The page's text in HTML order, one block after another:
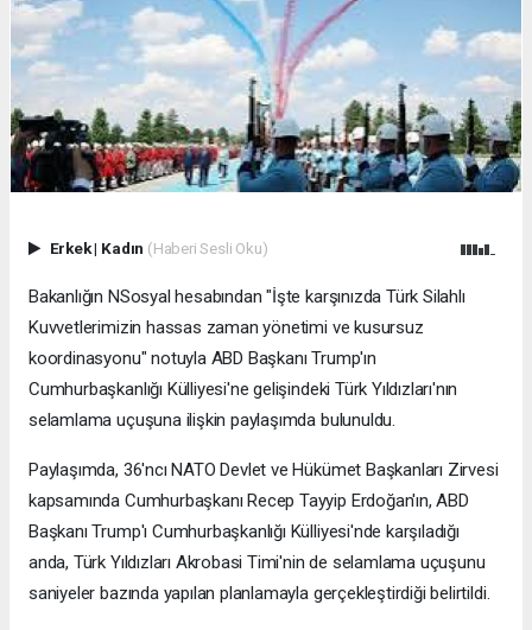
Erkek| Kadın (Haberi Sesli Oku)
Bakanlığın NSosyal hesabından "İşte karşınızda Türk Silahlı
Kuvvetlerimizin hassas zaman yönetimi ve kusursuz
koordinasyonu" notuyla ABD Başkanı Trump'ın
Cumhurbaşkanlığı Külliyesi'ne gelişindeki Türk Yıldızları'nın
selamlama uçuşuna ilişkin paylaşımda bulunuldu.
Paylaşımda, 36'ncı NATO Devlet ve Hükümet Başkanları Zirvesi
kapsamında Cumhurbaşkanı Recep Tayyip Erdoğan'ın, ABD
Başkanı Trump'ı Cumhurbaşkanlığı Külliyesi'nde karşıladığı
anda, Türk Yıldızları Akrobasi Timi'nin de selamlama uçuşunu
saniyeler bazında yapılan planlamayla gerçekleştirdiği belirtildi.